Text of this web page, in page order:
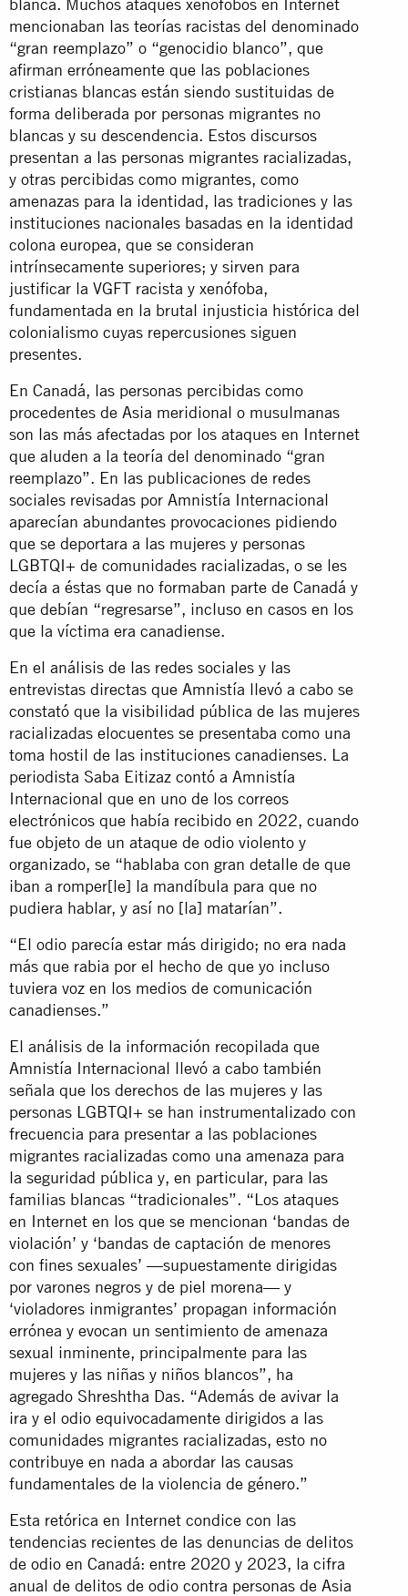
mencionaban las teorías racistas del denominado
“gran reemplazo” o “genocidio blanco”, que
afirman erróneamente que las poblaciones
cristianas blancas están siendo sustituidas de
forma deliberada por personas migrantes no
blancas y su descendencia. Estos discursos
presentan a las personas migrantes racializadas,
y otras percibidas como migrantes, como
amenazas para la identidad, las tradiciones y las
instituciones nacionales basadas en la identidad
colona europea, que se consideran
intrínsecamente superiores; y sirven para
justificar la VGFT racista y xenófoba,
fundamentada en la brutal injusticia histórica del
colonialismo cuyas repercusiones siguen
presentes.
En Canadá, las personas percibidas como
procedentes de Asia meridional o musulmanas
son las más afectadas por los ataques en Internet
que aluden a la teoría del denominado “gran
reemplazo”. En las publicaciones de redes
sociales revisadas por Amnistía Internacional
aparecían abundantes provocaciones pidiendo
que se deportara a las mujeres y personas
LGBTQI+ de comunidades racializadas, o se les
decía a éstas que no formaban parte de Canadá y
que debían “regresarse”, incluso en casos en los
que la víctima era canadiense.
En el análisis de las redes sociales y las
entrevistas directas que Amnistía llevó a cabo se
constató que la visibilidad pública de las mujeres
racializadas elocuentes se presentaba como una
toma hostil de las instituciones canadienses. La
periodista Saba Eitizaz contó a Amnistía
Internacional que en uno de los correos
electrónicos que había recibido en 2022, cuando
fue objeto de un ataque de odio violento y
organizado, se “hablaba con gran detalle de que
iban a romper[le] la mandíbula para que no
pudiera hablar, y así no [la] matarían”.
“El odio parecía estar más dirigido; no era nada
más que rabia por el hecho de que yo incluso
tuviera voz en los medios de comunicación
canadienses.”
El análisis de la información recopilada que
Amnistía Internacional llevó a cabo también
señala que los derechos de las mujeres y las
personas LGBTQI+ se han instrumentalizado con
frecuencia para presentar a las poblaciones
migrantes racializadas como una amenaza para
la seguridad pública y, en particular, para las
familias blancas “tradicionales”. “Los ataques
en Internet en los que se mencionan ‘bandas de
violación’ y ‘bandas de captación de menores
con fines sexuales’ —supuestamente dirigidas
por varones negros y de piel morena— y
‘violadores inmigrantes’ propagan información
errónea y evocan un sentimiento de amenaza
sexual inminente, principalmente para las
mujeres y las niñas y niños blancos”, ha
agregado Shreshtha Das. “Además de avivar la
ira y el odio equivocadamente dirigidos a las
comunidades migrantes racializadas, esto no
contribuye en nada a abordar las causas
fundamentales de la violencia de género.”
Esta retórica en Internet condice con las
tendencias recientes de las denuncias de delitos
de odio en Canadá: entre 2020 y 2023, la cifra
anual de delitos de odio contra personas de Asia